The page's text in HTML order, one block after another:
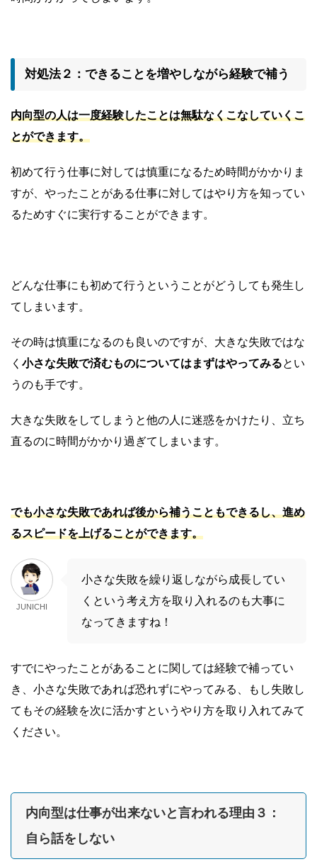
対処法２：できることを増やしながら経験で補う
内向型の人は一度経験したことは無駄なくこなしていくこ
とができます。
初めて行う仕事に対しては慎重になるため時間がかかりま
すが、やったことがある仕事に対してはやり方を知ってい
るためすぐに実行することができます。
どんな仕事にも初めて行うということがどうしても発生し
てしまいます。
その時は慎重になるのも良いのですが、大きな失敗ではな
く 小さな失敗で済むものについてはまずはやってみるとい
うのも手です。
大きな失敗をしてしまうと他の人に迷惑をかけたり、立ち
直るのに時間がかかり過ぎてしまいます。
でも小さな失敗であれば後から補うこともできるし、進め
るスピードを上げることができます。
JUNICHI
小さな失敗を繰り返しながら成長してい
くという考え方を取り入れるのも大事に
なってきますね！
すでにやったことがあることに関しては経験で補ってい
き、小さな失敗であれば恐れずにやってみる、もし失敗し
てもその経験を次に活かすというやり方を取り入れてみて
ください。
内向型は仕事が出来ないと言われる理由３：
自ら話をしない